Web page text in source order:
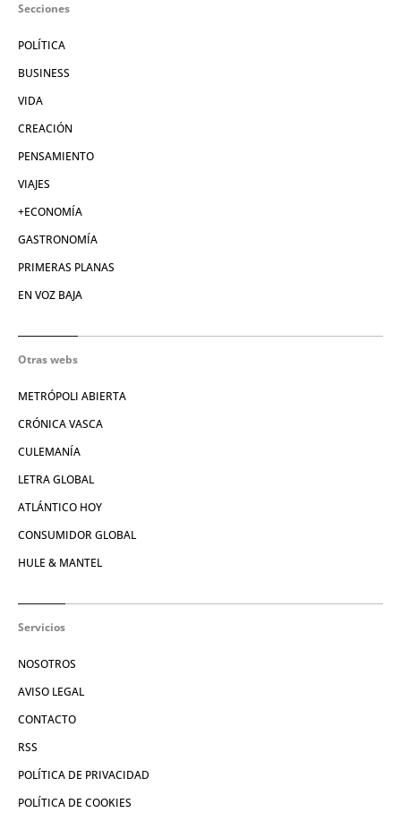
Secciones
POLÍTICA
BUSINESS
VIDA
CREACIÓN
PENSAMIENTO
VIAJES
+ECONOMÍA
GASTRONOMÍA
PRIMERAS PLANAS
EN VOZ BAJA
Otras webs
METRÓPOLI ABIERTA
CRÓNICA VASCA
CULEMANÍA
LETRA GLOBAL
ATLÁNTICO HOY
CONSUMIDOR GLOBAL
HULE & MANTEL
Servicios
NOSOTROS
AVISO LEGAL
CONTACTO
RSS
POLÍTICA DE PRIVACIDAD
POLÍTICA DE COOKIES